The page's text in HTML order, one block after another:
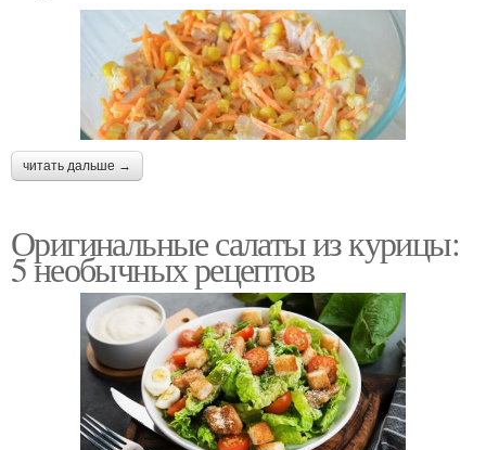
читать дальше →
Оригинальные салаты из курицы:
5 необычных рецептов